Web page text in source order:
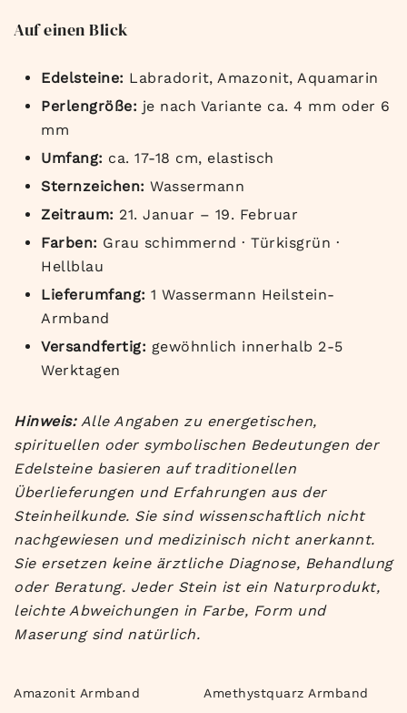
Auf einen Blick
Edelsteine: Labradorit, Amazonit, Aquamarin
Perlengröße: je nach Variante ca. 4 mm oder 6
mm
Umfang: ca. 17-18 cm, elastisch
Sternzeichen: Wassermann
Zeitraum: 21. Januar – 19. Februar
Farben: Grau schimmernd · Türkisgrün ·
Hellblau
Lieferumfang: 1 Wassermann Heilstein-
Armband
Versandfertig: gewöhnlich innerhalb 2-5
Werktagen
Hinweis:Alle Angaben zu energetischen,
spirituellen oder symbolischen Bedeutungen der
Edelsteine basieren auf traditionellen
Überlieferungen und Erfahrungen aus der
Steinheilkunde. Sie sind wissenschaftlich nicht
nachgewiesen und medizinisch nicht anerkannt.
Sie ersetzen keine ärztliche Diagnose, Behandlung
oder Beratung. Jeder Stein ist ein Naturprodukt,
leichte Abweichungen in Farbe, Form und
Maserung sind natürlich.
Amazonit Armband Amethystquarz Armband